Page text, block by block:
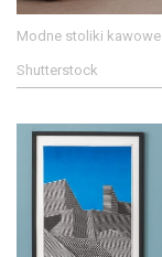
Modne stoliki kawowe
Shutterstock